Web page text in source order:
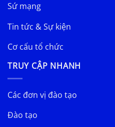
Sứ mạng
Tin tức & Sự kiện
Cơ cấu tổ chức
TRUY CẬP NHANH
Các đơn vị đào tạo
Đào tạo